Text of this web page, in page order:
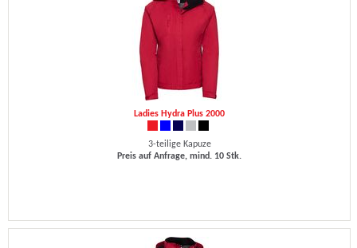
Ladies Hydra Plus 2000
3-teilige Kapuze
Preis auf Anfrage, mind. 10 Stk.